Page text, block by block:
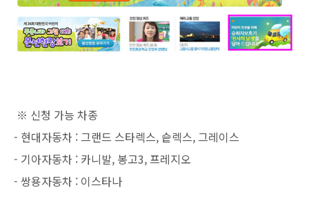
※ 신청 가능 차종
- 현대자동차 : 그랜드 스타렉스, 슽렉스, 그레이스
- 기아자동차 : 카니발, 봉고3, 프레지오
- 쌍용자동차 : 이스타나